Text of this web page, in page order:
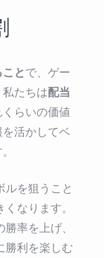
とで、ゲー
たちは配当
らいの価値
活かしてベ
を狙うこと
なります。
率を上げ、
勝利を楽しむ